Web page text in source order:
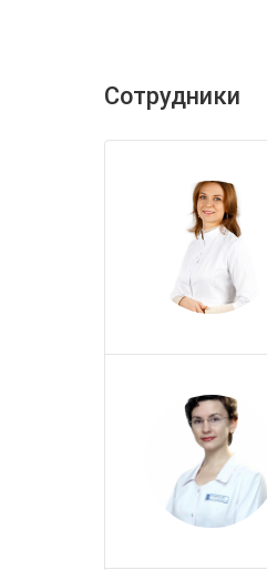
Сотрудники